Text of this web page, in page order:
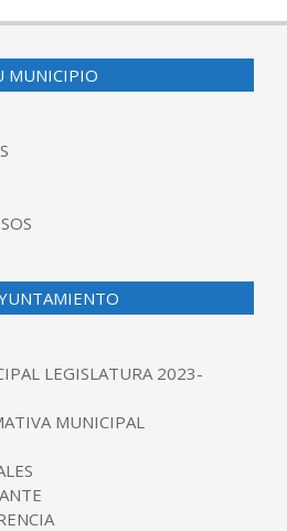
MUNICIPIO
LEGISLATURA 2023-
MUNICIPAL